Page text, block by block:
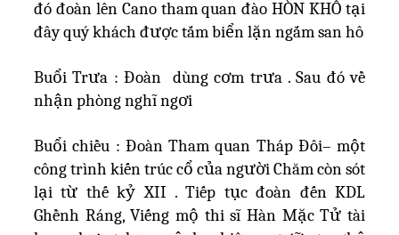
đó đoàn lên Cano tham quan đào HÒN KHÔ tại
đây quý khách được tắm biển lặn ngắm san hô
Buổi Trưa : Đoàn dùng cơm trưa . Sau đó về
nhận phòng nghĩ ngơi
Buổi chiều : Đoàn Tham quan Tháp Đôi– một
công trình kiến trúc cổ của người Chăm còn sót
lại từ thế kỷ XII . Tiếp tục đoàn đến KDL
Ghềnh Ráng, Viếng mộ thi sĩ Hàn Mặc Tử tài